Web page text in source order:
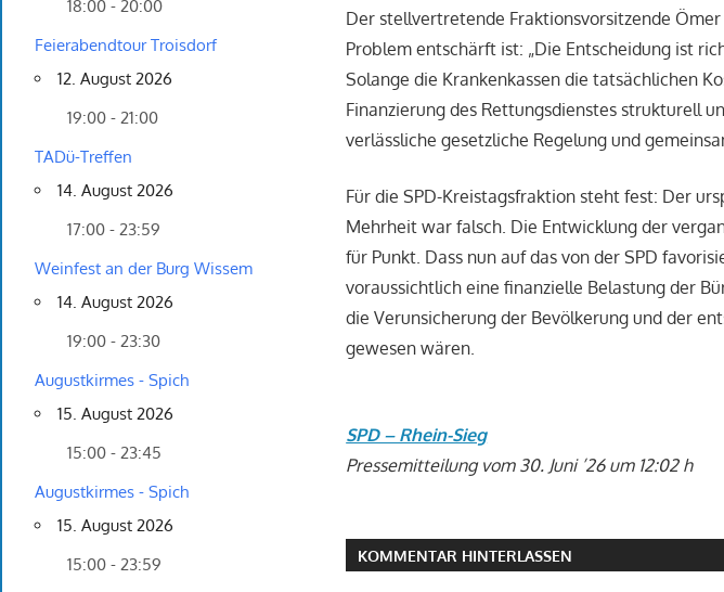
Der stellvertretende Fraktionsvorsitzende
Problem entschärft ist: „Die Entscheidung ist
Solange die Krankenkassen die tatsächlichen
Finanzierung des Rettungsdienstes strukturell
verlässliche gesetzliche Regelung und
Für die SPD-Kreistagsfraktion steht fest: Der
Mehrheit war falsch. Die Entwicklung der
für Punkt. Dass nun auf das von der SPD
voraussichtlich eine finanzielle Belastung der
die Verunsicherung der Bevölkerung und der
gewesen wären.
SPD – Rhein-Sieg
Pressemitteilung vom 30. Juni ’26 um 12:02 h
KOMMENTAR HINTERLASSEN
18:00 - 20:00
Feierabendtour Troisdorf
12. August 2026
19:00 - 21:00
TADü-Treffen
14. August 2026
17:00 - 23:59
Weinfest an der Burg Wissem
14. August 2026
19:00 - 23:30
Augustkirmes - Spich
15. August 2026
15:00 - 23:45
Augustkirmes - Spich
15. August 2026
15:00 - 23:59